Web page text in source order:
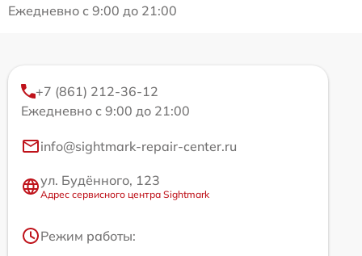
Ежедневно с 9:00 до 21:00
+7 (861) 212-36-12
Ежедневно с 9:00 до 21:00
info@sightmark-repair-center.ru
ул. Будённого, 123
Адрес сервисного центра Sightmark
Режим работы: